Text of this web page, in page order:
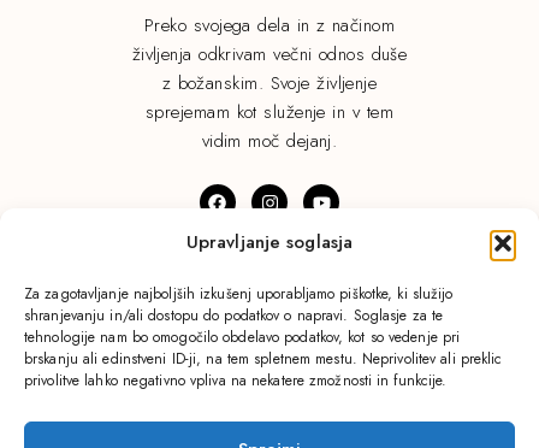
Upravljanje soglasja
Za zagotavljanje najboljših izkušenj uporabljamo piškotke, ki služijo
shranjevanju in/ali dostopu do podatkov o napravi. Soglasje za te
tehnologije nam bo omogočilo obdelavo podatkov, kot so vedenje pri
brskanju ali edinstveni ID-ji, na tem spletnem mestu. Neprivolitev ali preklic
privolitve lahko negativno vpliva na nekatere zmožnosti in funkcije.
Preko svojega dela in z načinom
življenja odkrivam večni odnos duše
z božanskim. Svoje življenje
sprejemam kot služenje in v tem
vidim moč dejanj.
Pravilnik o zasebnosti.
Domov Blog